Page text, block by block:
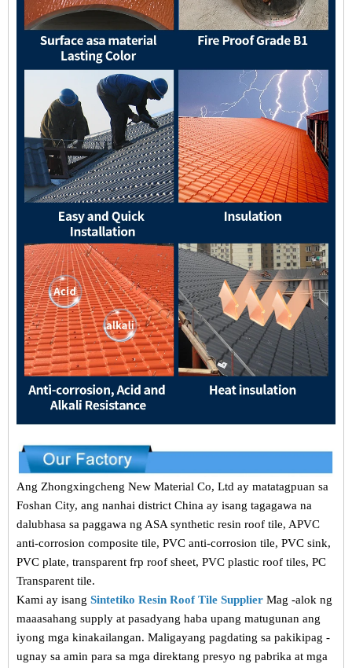
Ang Zhongxingcheng New Material Co, Ltd ay matatagpuan sa
Foshan City, ang nanhai district China ay isang tagagawa na
dalubhasa sa paggawa ng ASA synthetic resin roof tile, APVC
anti-corrosion composite tile, PVC anti-corrosion tile, PVC sink,
PVC plate, transparent frp roof sheet, PVC plastic roof tiles, PC
Transparent tile.
Kami ay isang Sintetiko Resin Roof Tile Supplier Mag -alok ng
maaasahang supply at pasadyang haba upang matugunan ang
iyong mga kinakailangan. Maligayang pagdating sa pakikipag -
ugnay sa amin para sa mga direktang presyo ng pabrika at mga